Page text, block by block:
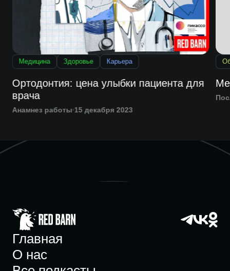
Медицина Здоровье Карьера
Ортодонтия: цена улыбки пациента для
врача
Анамнез работы 15 декабря 2023
Главная
О нас